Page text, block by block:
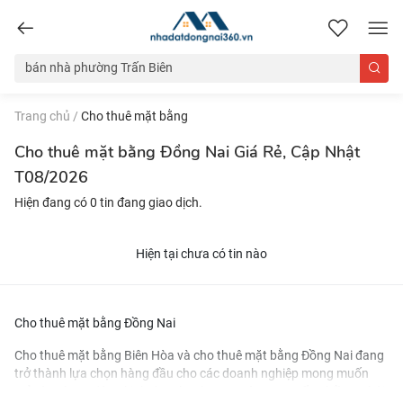
nhadatdongnai360.vn
Trang chủ / Cho thuê mặt bằng
Cho thuê mặt bằng Đồng Nai Giá Rẻ, Cập Nhật
T08/2026
Hiện đang có 0 tin đang giao dịch.
Hiện tại chưa có tin nào
Cho thuê mặt bằng Đồng Nai
Cho thuê mặt bằng Biên Hòa và cho thuê mặt bằng Đồng Naiđang
trở thành lựa chọn hàng đầu cho các doanh nghiệp mong muốn